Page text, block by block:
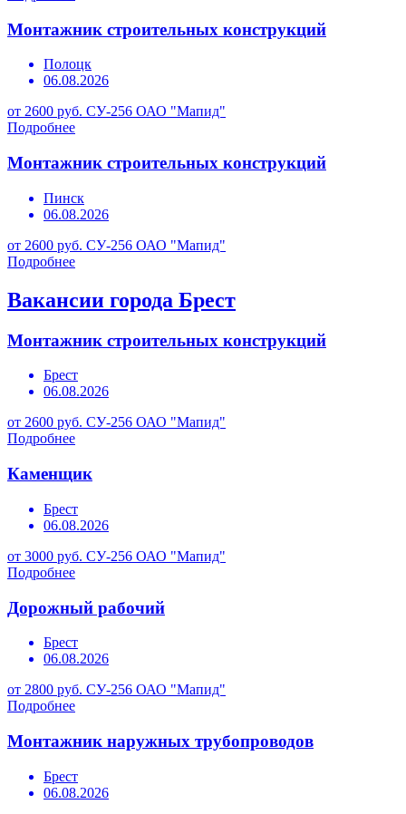
Монтажник строительных конструкций
Полоцк
06.08.2026
от 2600 руб. СУ-256 ОАО "Мапид"
Подробнее
Монтажник строительных конструкций
Пинск
06.08.2026
от 2600 руб. СУ-256 ОАО "Мапид"
Подробнее
Вакансии города Брест
Монтажник строительных конструкций
Брест
06.08.2026
от 2600 руб. СУ-256 ОАО "Мапид"
Подробнее
Каменщик
Брест
06.08.2026
от 3000 руб. СУ-256 ОАО "Мапид"
Подробнее
Дорожный рабочий
Брест
06.08.2026
от 2800 руб. СУ-256 ОАО "Мапид"
Подробнее
Монтажник наружных трубопроводов
Брест
06.08.2026